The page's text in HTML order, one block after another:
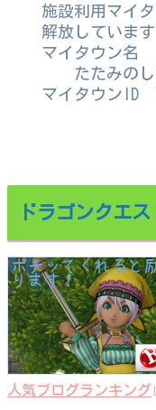
施設利用マイ
解放しています
マイタウン名
たたみのし
マイタウンID
ドラゴンクエ
人気ブログランキング